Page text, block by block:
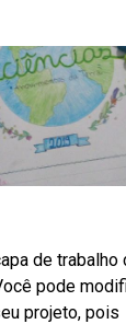
de trabalho
pode
projeto, pois